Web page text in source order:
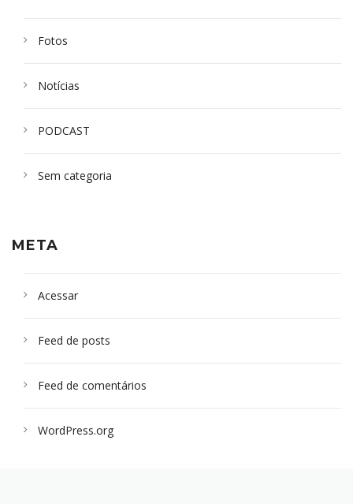
Fotos
Notícias
PODCAST
Sem categoria
META
Acessar
Feed de posts
Feed de comentários
WordPress.org